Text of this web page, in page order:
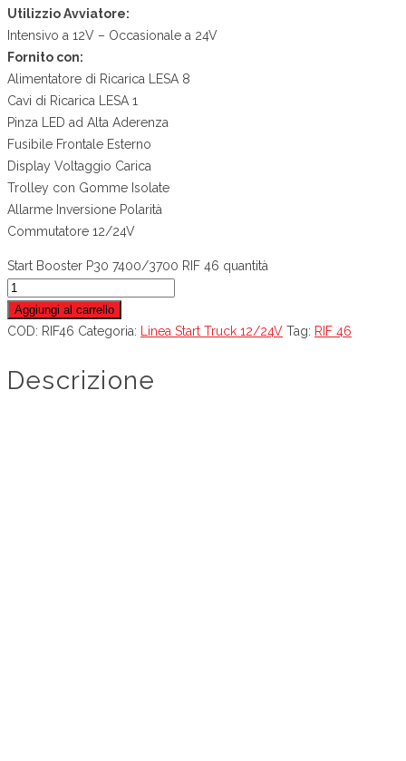
Utilizzio Avviatore:
Intensivo a 12V – Occasionale a 24V
Fornito con:
Alimentatore di Ricarica LESA 8
Cavi di Ricarica LESA 1
Pinza LED ad Alta Aderenza
Fusibile Frontale Esterno
Display Voltaggio Carica
Trolley con Gomme Isolate
Allarme Inversione Polarità
Commutatore 12/24V
Start Booster P30 7400/3700 RIF 46 quantità
Aggiungi al carrello
COD: RIF46 Categoria: Linea Start Truck 12/24V Tag: RIF 46
Descrizione